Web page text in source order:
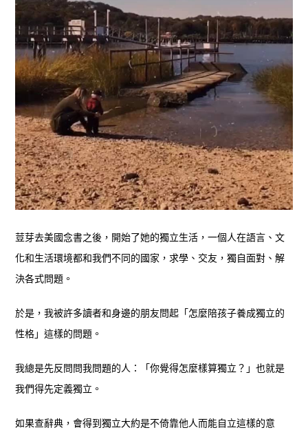
荳芽去美國念書之後，開始了她的獨立生活，一個人在語言、文
化和生活環境都和我們不同的國家，求學、交友，獨自面對、解
決各式問題。
於是，我被許多讀者和身邊的朋友問起「怎麼陪孩子養成獨立的
性格」這樣的問題。
我總是先反問問我問題的人：「你覺得怎麼樣算獨立？」也就是
我們得先定義獨立。
如果查辭典，會得到獨立大約是不倚靠他人而能自立這樣的意